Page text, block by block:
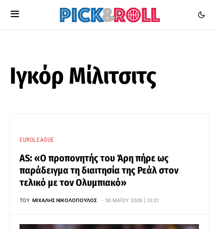
Ιγκόρ Μίλιτσιτς
EUROLEAGUE
AS: «Ο προπονητής του Άρη πήρε ως
παράδειγμα τη διαιτησία της Ρεάλ στον
τελικό με τον Ολυμπιακό»
ΤΟΥ ΜΙΧΆΛΗΣ ΝΙΚΟΛΌΠΟΥΛΟΣ 30 ΜΑΪ́ΟΥ 2026 | 10:21